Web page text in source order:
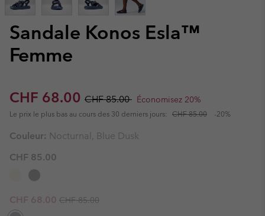
Sandale Konos Esla™
Femme
Sale price:
CHF 68.00 Regular price:
CHF 85.00 Économisez 20%
Le prix le plus bas au cours des 30 derniers jours: CHF 85.00 -20%
Couleur: Nocturnal, Blue Dusk
CHF 85.00
Sale price:
CHF 68.00 Regular price:
CHF 85.00